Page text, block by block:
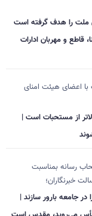
ملت را هدف گرفته است
قاطع و مهربان ادارات
اعضای هیئت امنای
از مستحبات است |
رسانه بمناسبت
خبرنگاران؛
جامعه بارور سازند |